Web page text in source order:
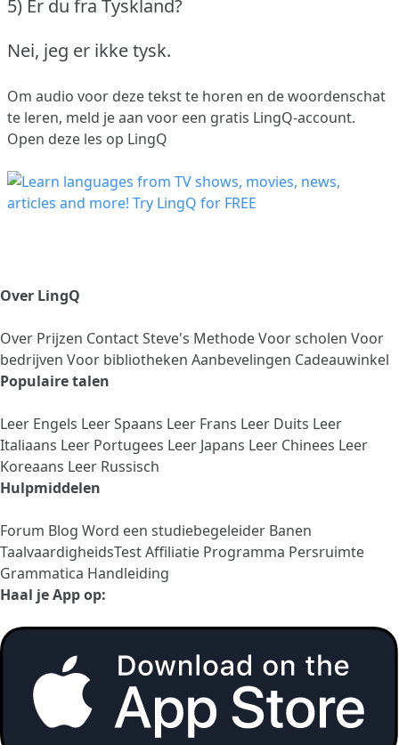
5) Er du fra Tyskland?
Nei, jeg er ikke tysk.
Om audio voor deze tekst te horen en de woordenschat
te leren, meld je aan voor een gratis LingQ-account.
Open deze les op LingQ
Over LingQ
Over Prijzen ContactSteve's MethodeVoor scholen Voor
bedrijven Voor bibliotheken Aanbevelingen Cadeauwinkel
Populaire talen
Leer Engels Leer Spaans Leer Frans Leer Duits Leer
Italiaans Leer Portugees Leer Japans Leer Chinees Leer
Koreaans Leer Russisch
Hulpmiddelen
Forum Blog Word een studiebegeleider Banen
TaalvaardigheidsTestAffiliatie Programma Persruimte
Grammatica Handleiding
Haal je App op: